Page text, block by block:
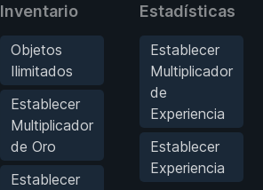
Inventario
Objetos
Ilimitados
Establecer
Multiplicador
de Oro
Establecer
Estadísticas
Establecer
Multiplicador
de
Experiencia
Establecer
Experiencia